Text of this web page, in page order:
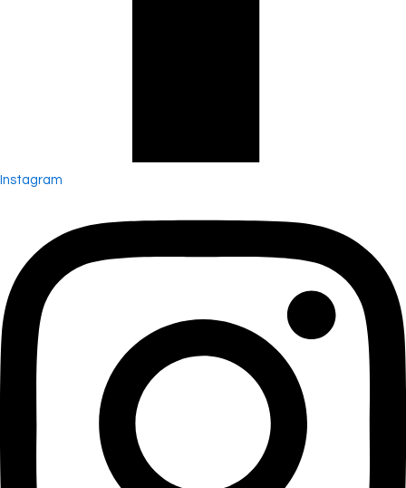
Instagram